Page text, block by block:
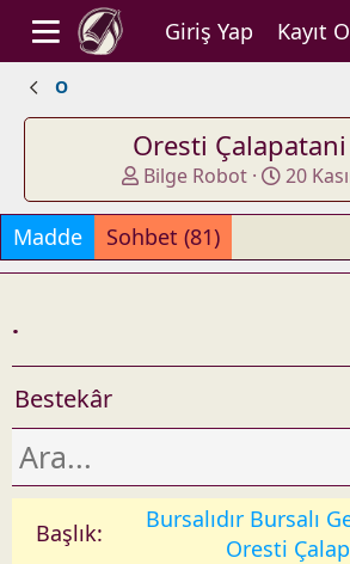
Giriş Yap Kayıt
O
Oresti Çalapatani
A
d
d
e
d
Bilge Robot
O
l
ş
t
u
u
t
a
20
Madde Sohbet (81)
.
Bestekâr
Bursalıdır Bursalı
Oresti